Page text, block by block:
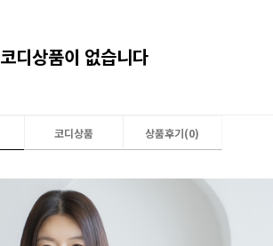
코디상품이 없습니다
코디상품 상품후기(0)